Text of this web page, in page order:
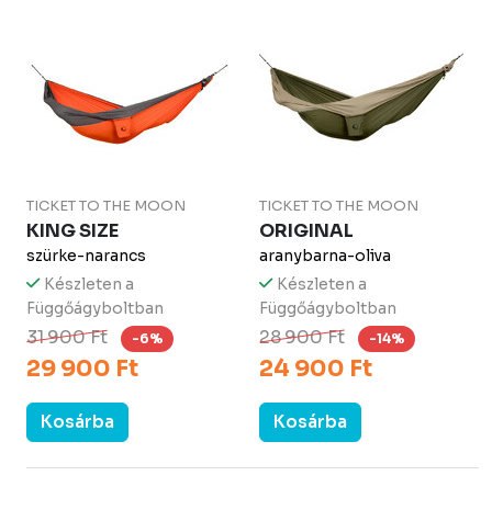
TICKET TO THE MOON
KING SIZE
szürke-narancs
Készleten a
Függőágyboltban
31 900 Ft -6%
29 900 Ft
Kosárba
TICKET TO THE MOON
ORIGINAL
aranybarna-oliva
Készleten a
Függőágyboltban
28 900 Ft -14%
24 900 Ft
Kosárba